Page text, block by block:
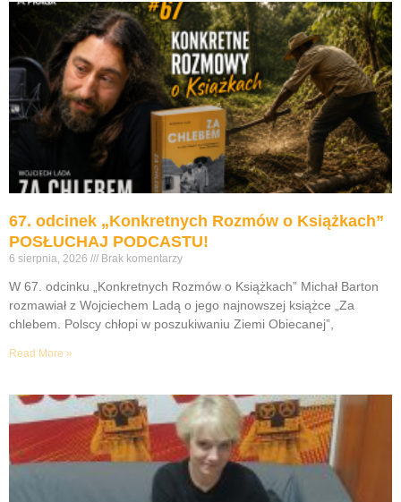
67. odcinek „Konkretnych Rozmów o Książkach”
POSŁUCHAJ PODCASTU!
6 sierpnia, 2026 Brak komentarzy
W 67. odcinku „Konkretnych Rozmów o Książkach” Michał Barton
rozmawiał z Wojciechem Ladą o jego najnowszej książce „Za
chlebem. Polscy chłopi w poszukiwaniu Ziemi Obiecanej”,
Read More »